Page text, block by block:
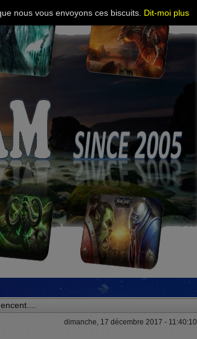
dimanche, 17 décembre 2017 - 11:40:10
nous vous envoyons ces biscuits. Dit-moi plus